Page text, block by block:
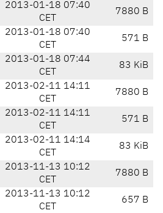
2013-01-18 07:40
CET
7880 B
2013-01-18 07:40
CET
571 B
2013-01-18 07:44
CET
83 KiB
2013-02-11 14:11
CET
7880 B
2013-02-11 14:11
CET
571 B
2013-02-11 14:14
CET
83 KiB
2013-11-13 10:12
CET
7880 B
2013-11-13 10:12
CET
657 B